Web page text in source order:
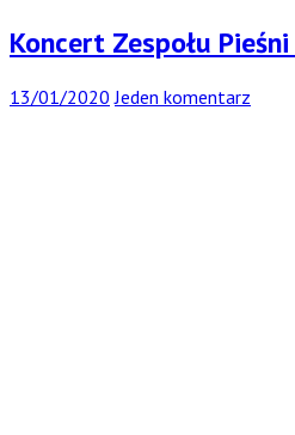
Koncert Zespołu
13/01/2020 Jeden komentarz